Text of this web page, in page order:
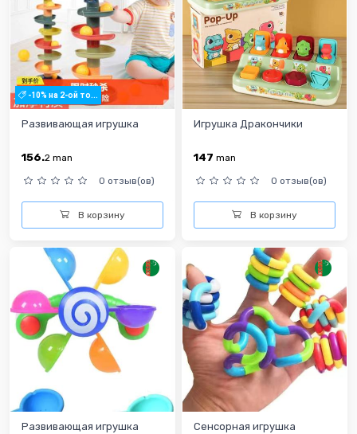
-10% на 2-ой то...
Развивающая игрушка
156.2 man
0 отзыв(ов)
В корзину
Игрушка Дракончики
147 man
0 отзыв(ов)
В корзину
Развивающая игрушка
Сенсорная игрушка